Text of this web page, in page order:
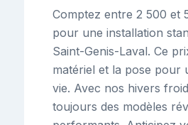
Comptez entre 2 500 et
pour une installation
Saint-Genis-Laval. Ce
matériel et la pose pour
vie. Avec nos hivers
toujours des modèles